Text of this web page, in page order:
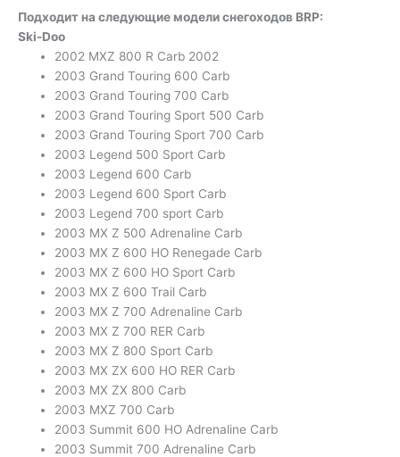
Подходит на следующие модели снегоходов BRP:
Ski-Doo
2002 MXZ 800 R Carb 2002
2003 Grand Touring 600 Carb
2003 Grand Touring 700 Carb
2003 Grand Touring Sport 500 Carb
2003 Grand Touring Sport 700 Carb
2003 Legend 500 Sport Carb
2003 Legend 600 Carb
2003 Legend 600 Sport Carb
2003 Legend 700 sport Carb
2003 MX Z 500 Adrenaline Carb
2003 MX Z 600 HO Renegade Carb
2003 MX Z 600 HO Sport Carb
2003 MX Z 600 Trail Carb
2003 MX Z 700 Adrenaline Carb
2003 MX Z 700 RER Carb
2003 MX Z 800 Sport Carb
2003 MX ZX 600 HO RER Carb
2003 MX ZX 800 Carb
2003 MXZ 700 Carb
2003 Summit 600 HO Adrenaline Carb
2003 Summit 700 Adrenaline Carb